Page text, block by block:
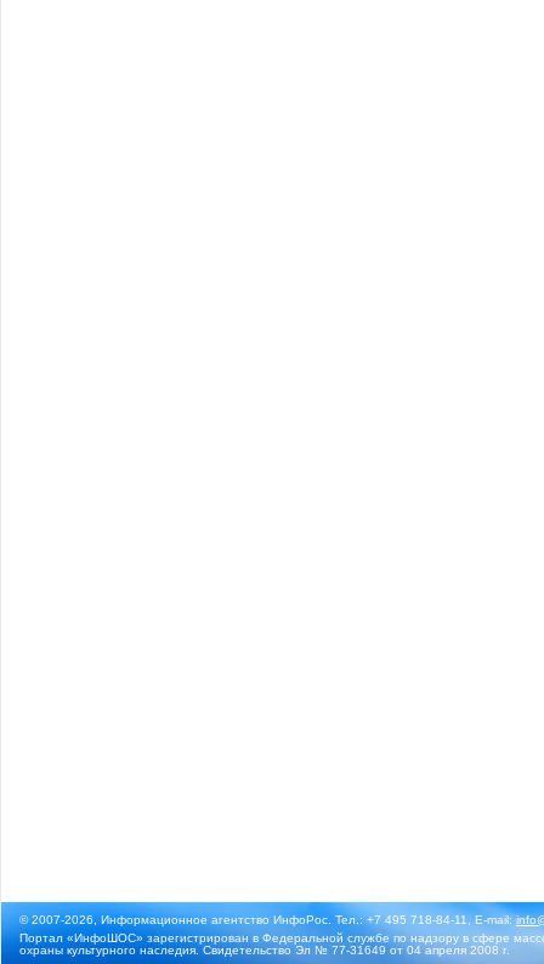
© 2007-2026, Информационное агентство ИнфоРос. Тел.: +7 495 718-84-11, E-mail:
Портал «ИнфоШОС» зарегистрирован в Федеральной службе по надзору в сфере
охраны культурного наследия. Свидетельство Эл № 77-31649 от 04 апреля 2008 г.